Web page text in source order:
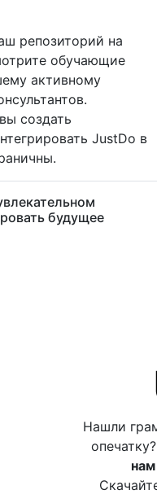
репозиторий на
обучающие
активному
создать
JustDo в
будущее
Нашли